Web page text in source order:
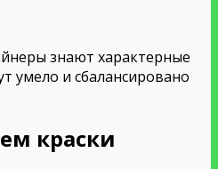
знают характерные
умело и сбалансировано
краски